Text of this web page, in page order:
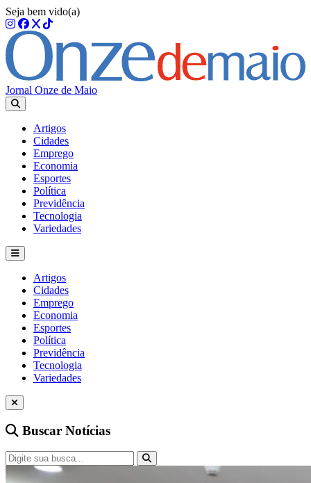
Seja bem vido(a)
Jornal Onze de Maio
Artigos
Cidades
Emprego
Economia
Esportes
Política
Previdência
Tecnologia
Variedades
Artigos
Cidades
Emprego
Economia
Esportes
Política
Previdência
Tecnologia
Variedades
Buscar Notícias